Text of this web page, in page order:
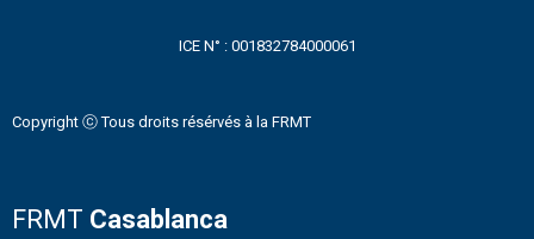
ICE N° : 001832784000061
Copyright ⓒ Tous droits résérvés à la FRMT
FRMT Casablanca